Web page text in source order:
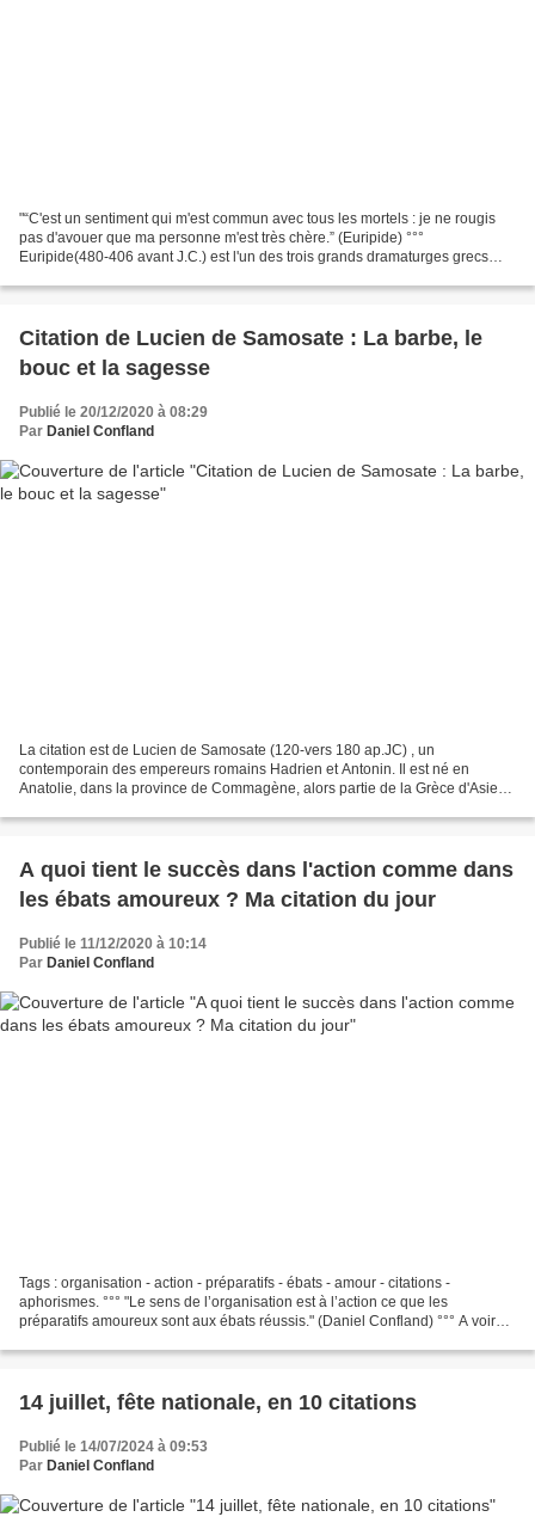
"“C'est un sentiment qui m'est commun avec tous les mortels : je ne rougis
pas d'avouer que ma personne m'est très chère.” (Euripide) °°°
Euripide(480-406 avant J.C.) est l'un des trois grands dramaturges grecs
Citation de Lucien de Samosate : La barbe, le
bouc et la sagesse
Publié le 20/12/2020 à 08:29
Par Daniel Confland
La citation est de Lucien de Samosate (120-vers 180 ap.JC) , un
contemporain des empereurs romains Hadrien et Antonin. Il est né en
Anatolie, dans la province de Commagène, alors partie de la Grèce d'Asie
A quoi tient le succès dans l'action comme dans
les ébats amoureux ? Ma citation du jour
Publié le 11/12/2020 à 10:14
Par Daniel Confland
Tags : organisation - action - préparatifs - ébats - amour - citations -
aphorismes. °°° "Le sens de l’organisation est à l’action ce que les
préparatifs amoureux sont aux ébats réussis." (Daniel Confland) °°° A voir
14 juillet, fête nationale, en 10 citations
Publié le 14/07/2024 à 09:53
Par Daniel Confland